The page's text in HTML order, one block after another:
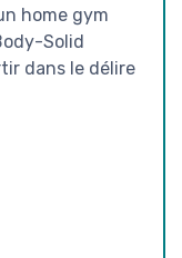
home gym
Solid
dans le délire